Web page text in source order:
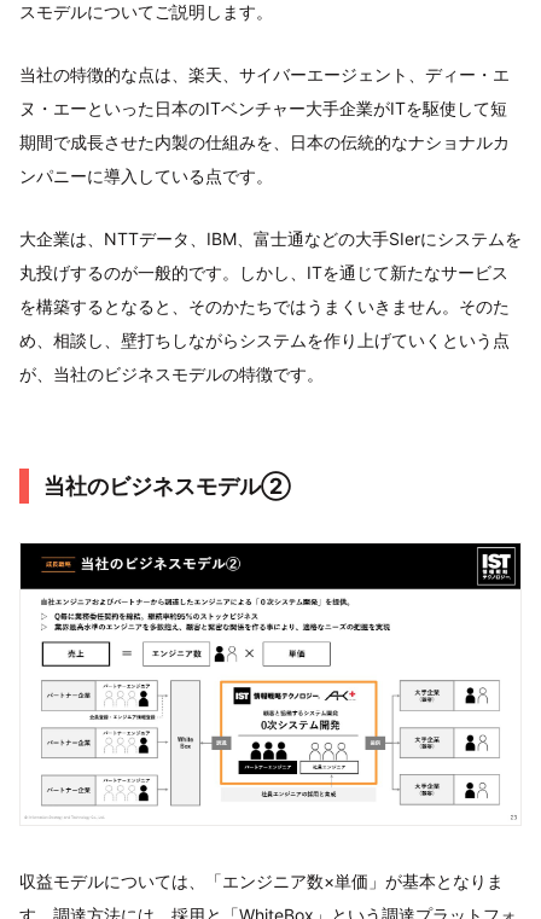
スモデルについてご説明します。
当社の特徴的な点は、楽天、サイバーエージェント、ディー・エ
ヌ・エーといった日本のITベンチャー大手企業がITを駆使して短
期間で成長させた内製の仕組みを、日本の伝統的なナショナルカ
ンパニーに導入している点です。
大企業は、NTTデータ、IBM、富士通などの大手SIerにシステムを
丸投げするのが一般的です。しかし、ITを通じて新たなサービス
を構築するとなると、そのかたちではうまくいきません。そのた
め、相談し、壁打ちしながらシステムを作り上げていくという点
が、当社のビジネスモデルの特徴です。
当社のビジネスモデル②
収益モデルについては、「エンジニア数×単価」が基本となりま